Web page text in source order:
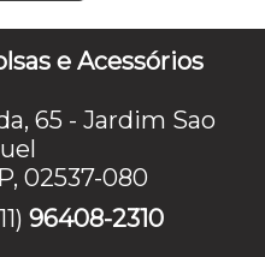
e Acessórios
65 - Jardim Sao
02537-080
96408-2310